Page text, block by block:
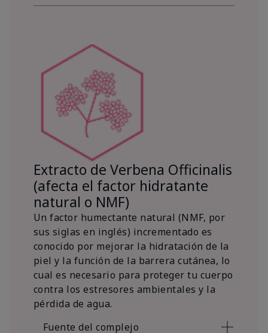
Extracto de Verbena Officinalis
(afecta el factor hidratante
natural o NMF)
Un factor humectante natural (NMF, por
sus siglas en inglés) incrementado es
conocido por mejorar la hidratación de la
piel y la función de la barrera cutánea, lo
cual es necesario para proteger tu cuerpo
contra los estresores ambientales y la
pérdida de agua.
Fuente del complejo